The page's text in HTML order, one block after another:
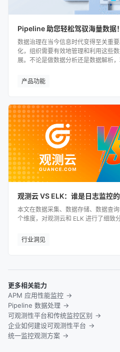
Pipeline 助您轻松驾驭海量数据！
数据治理在当今信息时代变得至关重
化，组织需要有效地管理和利用这些
展。不论是做数据分析还是数据解析
图，从而有力支持数据治理。
产品功能
观测云 VS ELK：谁是日志监控的
本文在数据采集、数据存储、数据查
个维度，对观测云和 ELK 进行了细致
行业洞见
更多相关能力
APM 应用性能监控
Pipeline 数据处理
可观测性平台和传统监控区别
企业如何建设可观测性平台
统一监控观测方案